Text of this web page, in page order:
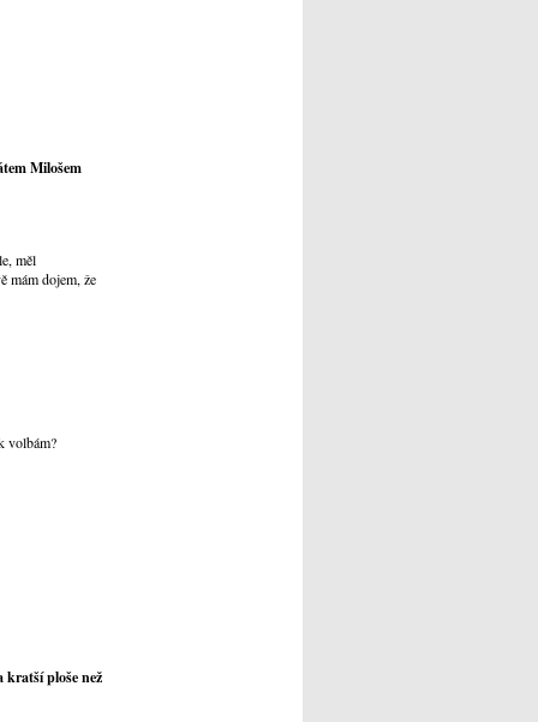
Milošem
měl
mám dojem, že
volbám?
kratší ploše než